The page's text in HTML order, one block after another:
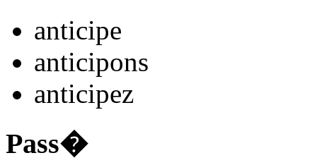
anticipe
anticipons
anticipez
Pass�